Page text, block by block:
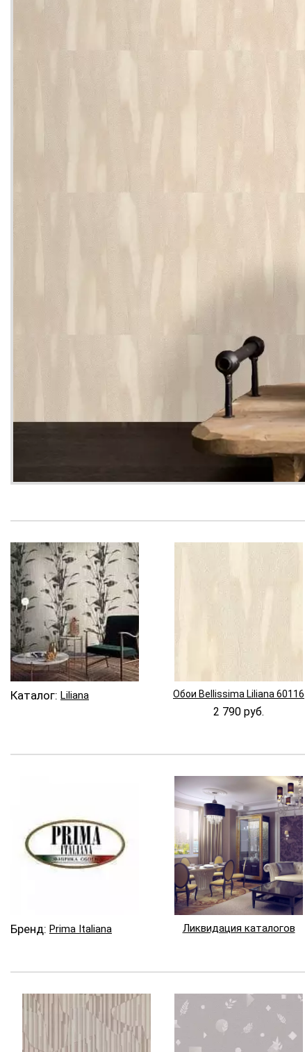
Каталог: Liliana Обои Bellissima Liliana 60116
2 790 руб.
Бренд: Prima Italiana Ликвидация каталогов